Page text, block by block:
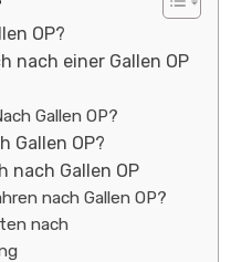
OP?
nach einer Gallen OP
Gallen OP?
Gallen OP?
nach Gallen OP
nach Gallen OP?
nach